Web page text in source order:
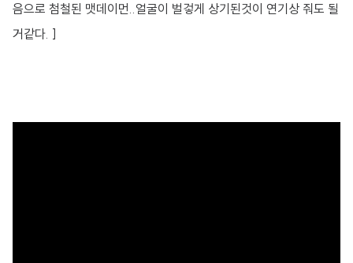
음으로 첨철된 맷데이먼..얼굴이 벌겋게 상기된것이 연기상 줘도 될
거같다. ]